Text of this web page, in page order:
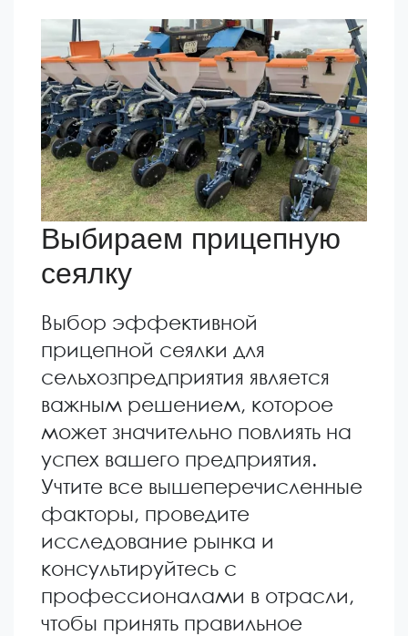
Выбираем прицепную
сеялку
Выбор эффективной
прицепной сеялки для
сельхозпредприятия является
важным решением, которое
может значительно повлиять на
успех вашего предприятия.
Учтите все вышеперечисленные
факторы, проведите
исследование рынка и
консультируйтесь с
профессионалами в отрасли,
чтобы принять правильное